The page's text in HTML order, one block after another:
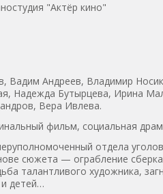
"Актёр кино"
Вадим Андреев, Владимир
Надежда Бутырцева, Ирина
Вера Ивлева.
фильм, социальная
отдела
сюжета — ограбление
талантливого художника,
детей…